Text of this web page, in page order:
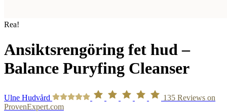
Rea!
Ansiktsrengöring fet hud –
Balance Puryfing Cleanser
Ulne Hudvård 135 Reviews on
ProvenExpert.com